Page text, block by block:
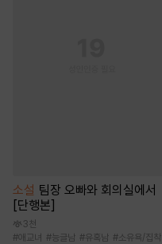
소설 팀장 오빠와 회의실에서
[단행본]
3천
#애교녀 #능글남 #유혹남 #소유욕/집착